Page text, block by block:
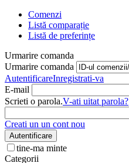
Comenzi
Listă comparație
Listă de preferințe
Urmarire comanda
Urmarire comanda
AutentificareInregistrati-va
E-mail
Scrieti o parola.V-ati uitat parola?
Creati un un cont nou
Autentificare
tine-ma minte
Categorii